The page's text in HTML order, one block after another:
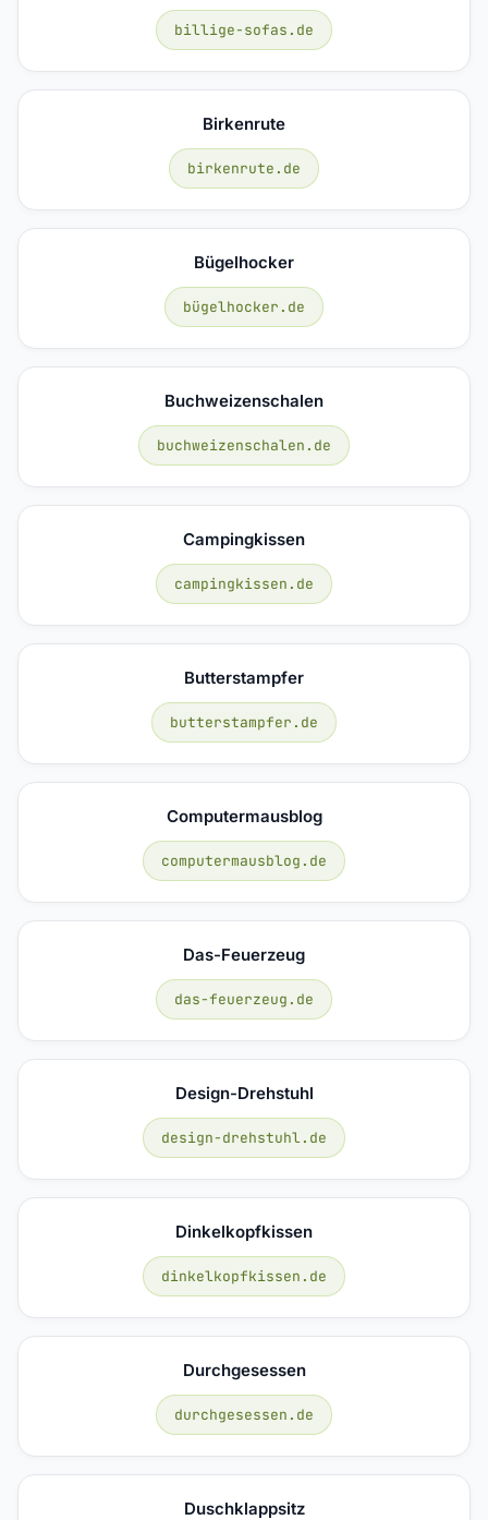
billige-sofas.de
Birkenrute
birkenrute.de
Bügelhocker
bügelhocker.de
Buchweizenschalen
buchweizenschalen.de
Campingkissen
campingkissen.de
Butterstampfer
butterstampfer.de
Computermausblog
computermausblog.de
Das-Feuerzeug
das-feuerzeug.de
Design-Drehstuhl
design-drehstuhl.de
Dinkelkopfkissen
dinkelkopfkissen.de
Durchgesessen
durchgesessen.de
Duschklappsitz